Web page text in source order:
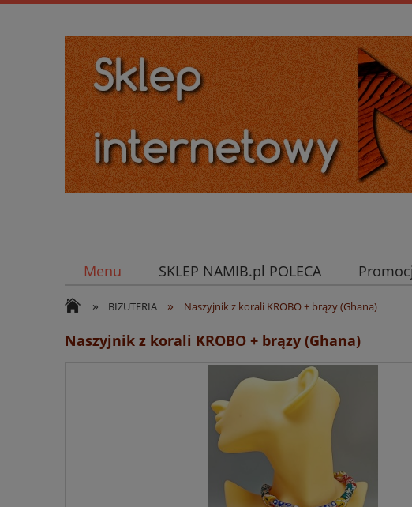
Menu SKLEP NAMIB.pl POLECA
» BIŻUTERIA » Naszyjnik z korali KROBO + brązy (Ghana)
Naszyjnik z korali KROBO + brązy (Ghana)